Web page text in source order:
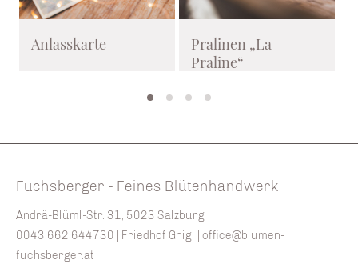
Anlasskarte
Pralinen „La
Praline“
Fuchsberger - Feines Blütenhandwerk
Andrä-Blüml-Str. 31, 5023 Salzburg
0043 662 644730 | Friedhof Gnigl | office@blumen-
fuchsberger.at